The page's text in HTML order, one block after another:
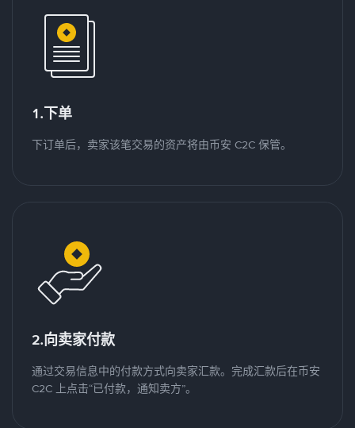
1.下单
下订单后，卖家该笔交易的资产将由币安 C2C 保管。
2.向卖家付款
通过交易信息中的付款方式向卖家汇款。完成汇款后在币安
C2C 上点击“已付款，通知卖方”。